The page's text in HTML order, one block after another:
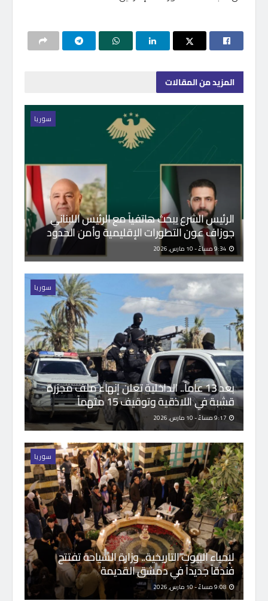
المزيدمن المقالات
سوريا
الرئيس الشرع يبحث هاتفياً مع الرئيس اللبناني
جوزاف عون التطورات الإقليمية وأمن الحدود
سوريا
بعد 13 عاماً.. الداخلية تعلن إنهاء ملف مجزرة
قشبة في اللاذقية وتوقيف 15 متهماً
9:17 مساءً - 10 مارس, 2026
سوريا
لإحياء البيوت التاريخية.. وزارة السياحة تفتتح
فندقاً جديداً في دمشق القديمة
9:08 مساءً - 10 مارس, 2026